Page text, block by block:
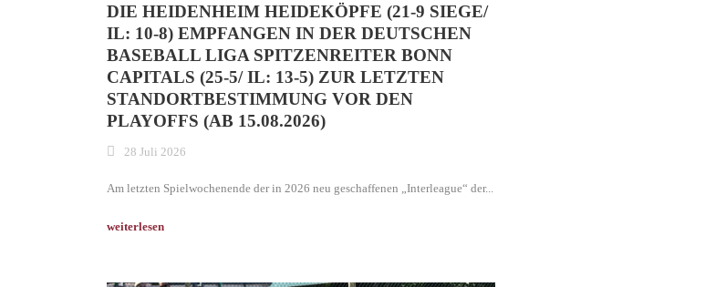
DIE HEIDENHEIM HEIDEKÖPFE (21-9 SIEGE/
IL: 10-8) EMPFANGEN IN DER DEUTSCHEN
BASEBALL LIGA SPITZENREITER BONN
CAPITALS (25-5/ IL: 13-5) ZUR LETZTEN
STANDORTBESTIMMUNG VOR DEN
PLAYOFFS (AB 15.08.2026)
28 Juli 2026
Am letzten Spielwochenende der in 2026 neu geschaffenen „Interleague“ der...